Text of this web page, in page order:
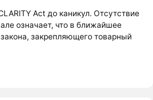
Act до каникул. Отсутствие
означает, что в ближайшее
закрепляющего товарный